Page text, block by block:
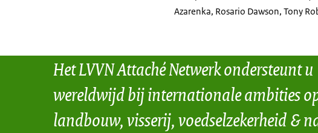
Azarenka, Rosario Dawson, Tony
Het LVVN Attaché Netwerk ondersteunt u
wereldwijd bij internationale ambities
landbouw, visserij, voedselzekerheid &